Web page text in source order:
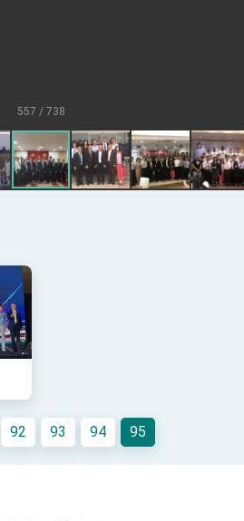
佳龍午宴歡迎美國聯邦參議員蓋耶哥
佳龍接見美國智庫「德國馬歇爾基金
一行，深化跨大西洋戰略夥伴關係
判獲階段性成果 卓揆期勉爭取時間完
發展部攜手合作，整合台灣雄厚數
固邦榮邦目標
龍主持第35次「參與亞太經濟合作
部會會議
數國人滿意政府外交表現，高度支持
與台歐美日關係深化
力守護台海和平 以決心掌握國家
557 / 738
92 93 94 95